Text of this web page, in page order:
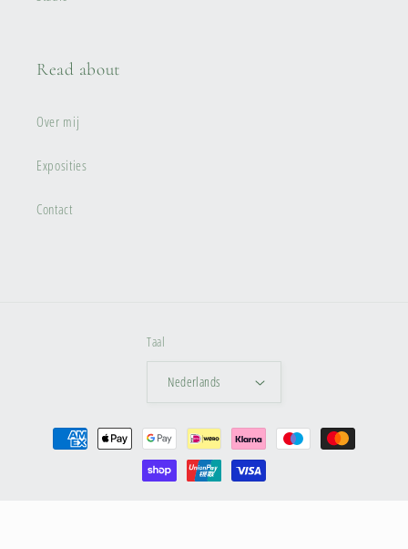
Read about
Over mij
Exposities
Contact
Taal
Nederlands
Betaalmethoden